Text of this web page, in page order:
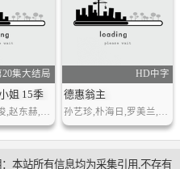
20集大结局
姐 15季
金贤淑,李承俊,赵东赫,罗美兰,高世元,尹瑞贤,郑志顺,赵德济,郑多惠,宋闵亨,张赫镇
HD中字
德惠翁主
孙艺珍,朴海日,罗美兰,郑尚勋,金所炫
本站所有信息均为采集引用,不存有